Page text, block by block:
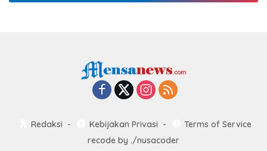
Redaksi Kebijakan Privasi
Terms of Service
recode by ./nusacoder